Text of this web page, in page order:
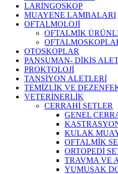
LARİNGOSKOP
MUAYENE LAMBALARI
OFTALMOLOJİ
OFTALMİK
OTOSKOPLAR
PANSUMAN- DİKİŞ
PROKTOLOJİ
TANSİYON ALETLERİ
TEMİZLİK VE
VETERİNERLİK
CERRAHİ SETLER
GENEL
KULAK
OFTALMİK
ORTOPEDİ
TRAVMA VE
YUMUŞAK